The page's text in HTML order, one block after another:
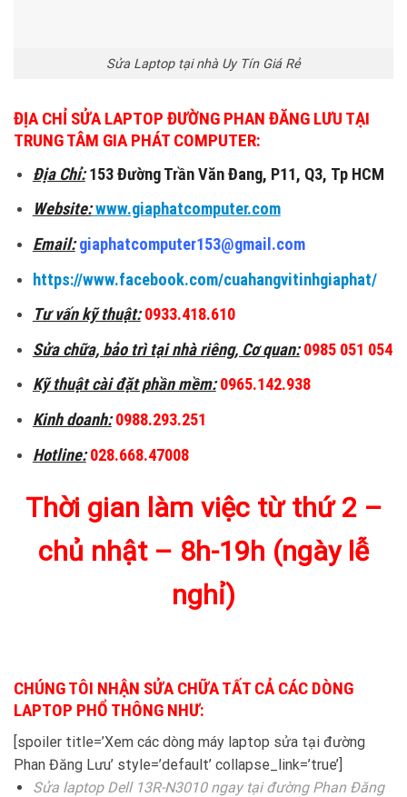
Sửa Laptop tại nhà Uy Tín Giá Rẻ
ĐỊA CHỈ SỬA LAPTOP ĐƯỜNG PHAN ĐĂNG LƯU TẠI
TRUNG TÂM GIA PHÁT COMPUTER:
Địa Chỉ:153 Đường Trần Văn Đang, P11, Q3, Tp HCM
Website:www.giaphatcomputer.com
Email: giaphatcomputer153@gmail.com
https://www.facebook.com/cuahangvitinhgiaphat/
Tư vấn kỹ thuật: 0933.418.610
Sửa chữa, bảo trì tại nhà riêng, Cơ quan: 0985 051 054
Kỹ thuật cài đặt phần mềm: 0965.142.938
Kinh doanh: 0988.293.251
Hotline: 028.668.47008
Thời gian làm việc từ thứ 2 –
chủ nhật – 8h-19h (ngày lễ
nghỉ)
CHÚNG TÔI NHẬN SỬA CHỮA TẤT CẢ CÁC DÒNG
LAPTOP PHỔ THÔNG NHƯ:
[spoiler title=’Xem các dòng máy laptop sửa tại đường
Phan Đăng Lưu’ style=’default’ collapse_link=’true’]
Sửa laptop Dell 13R-N3010 ngay tại đường Phan Đăng